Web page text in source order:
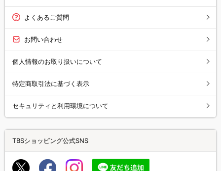
よくあるご質問
お問い合わせ
個人情報のお取り扱いについて
特定商取引法に基づく表示
セキュリティと利用環境について
TBSショッピング公式SNS